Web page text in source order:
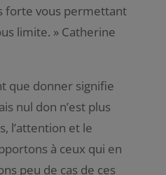
forte vous permettant
limite. » Catherine
que donner signifie
nul don n’est plus
l’attention et le
à ceux qui en
peu de cas de ces